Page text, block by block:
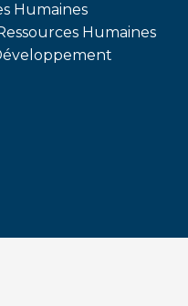
Humaines
Humaines